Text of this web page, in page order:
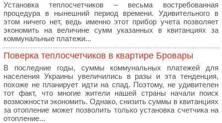
Установка теплосчетчиков – весьма востребованная
процедура в нынешний период времени. Удивительного в
этом ничего нет, ведь именно этот прибор учета позволяет
экономить на величине сумм указанных в квитанциях за
коммунальные платежи...
Поверка теплосчетчиков в квартире Бровары
В последние годы, суммы коммунальных платежей для
населения Украины увеличились в разы и эта тенденция,
похоже не планирует идти на спад. Поэтому, не удивителен
тот факт, что многие жители нашей страны начали поиск
возможности экономить. Однако, снизить суммы в квитанциях
за отопление может позволить только установка счетчика на
отопление...